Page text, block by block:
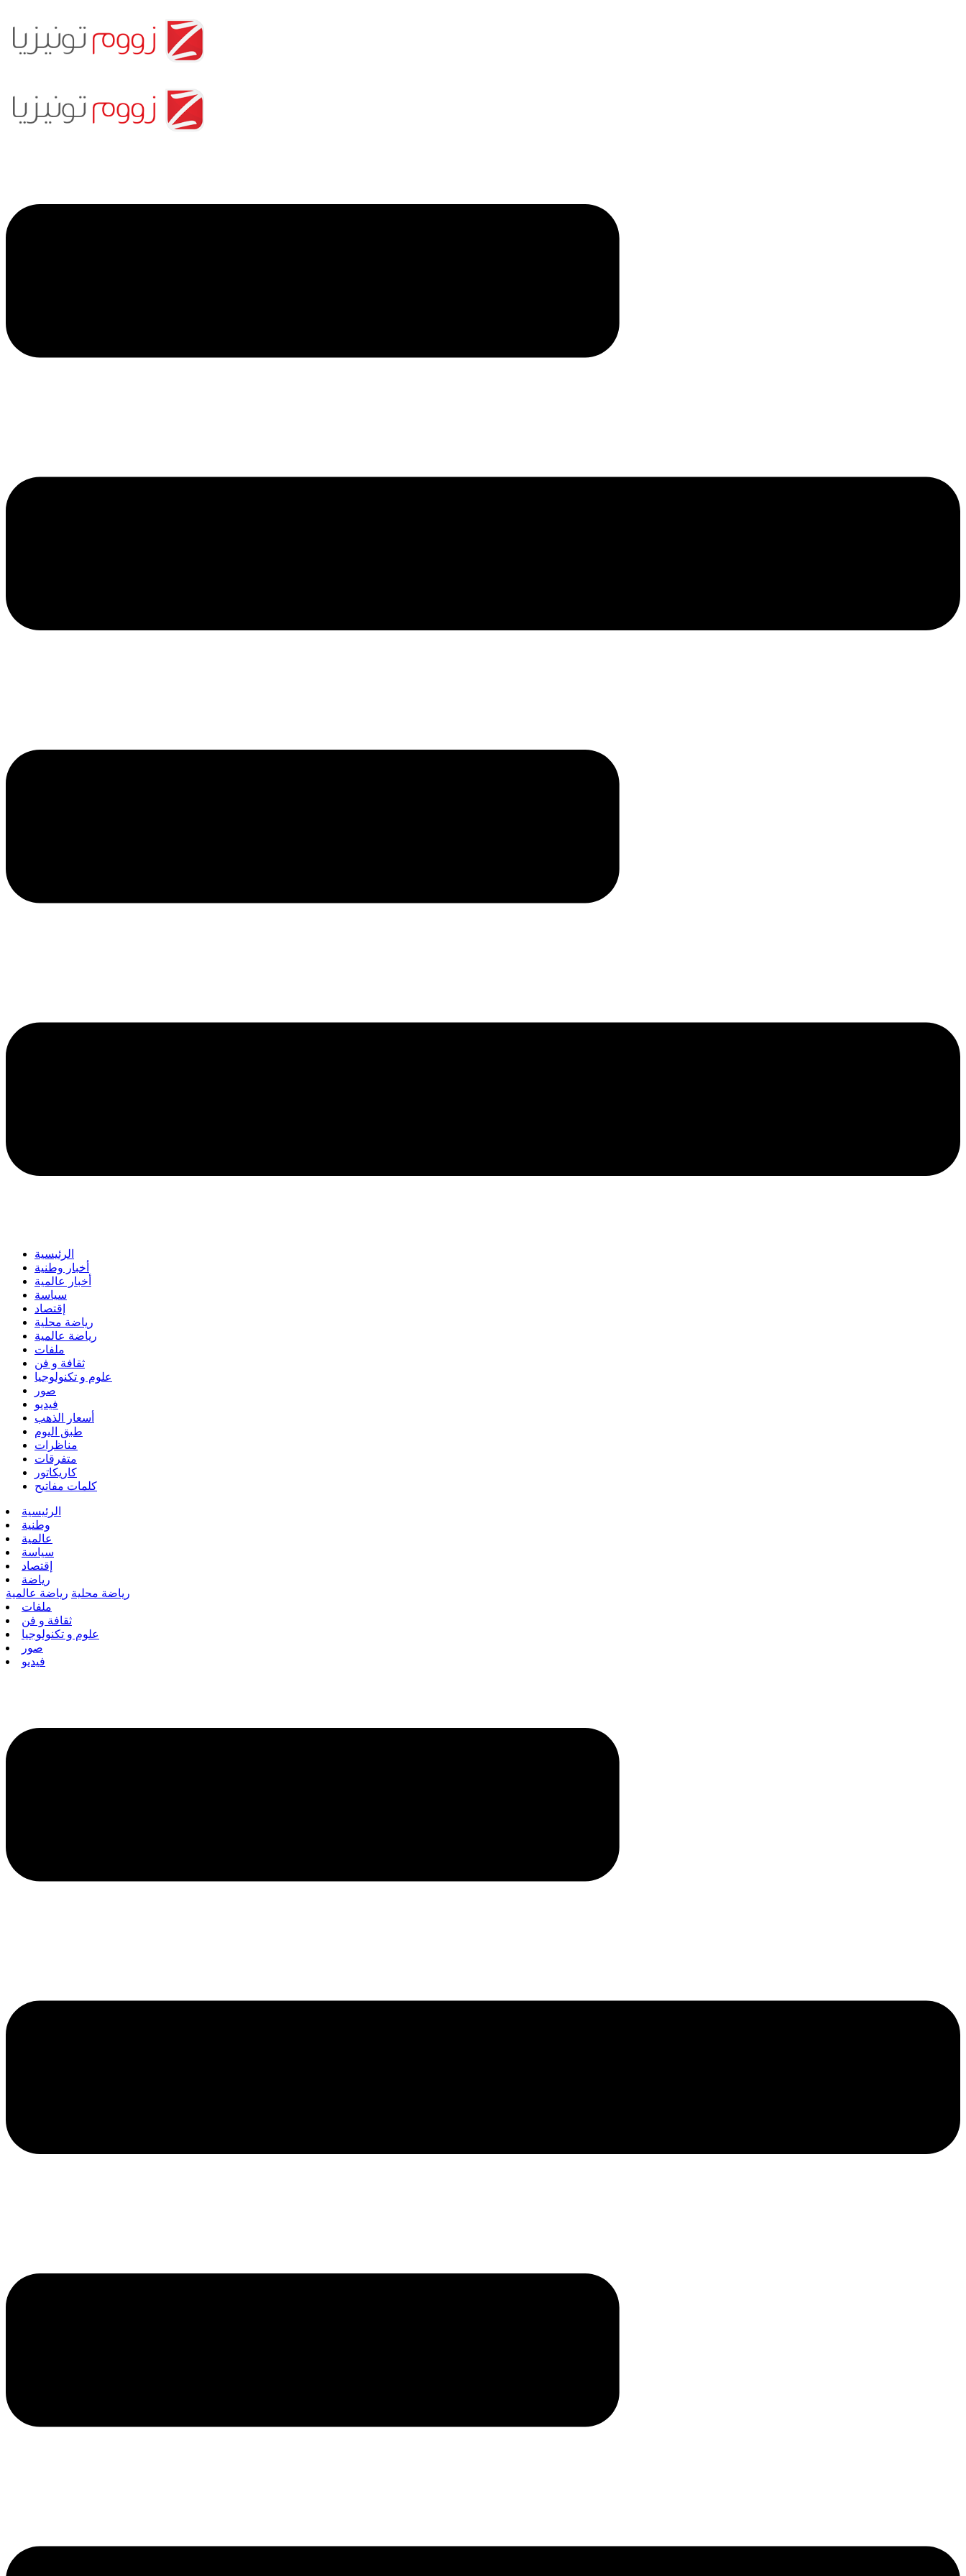
الرئيسية
أخبار وطنية
أخبار عالمية
سياسة
إقتصاد
رياضة محلية
رياضة عالمية
ملفات
ثقافة و فن
علوم و تكنولوجيا
صور
فيديو
أسعار الذهب
طبق اليوم
مناظرات
متفرقات
كاريكاتور
كلمات مفاتيح
الرئيسية
وطنية
عالمية
سياسة
إقتصاد
رياضة
رياضة محلية رياضة عالمية
ملفات
ثقافة و فن
علوم و تكنولوجيا
صور
فيديو